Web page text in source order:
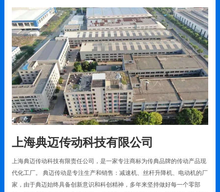
上海典迈传动科技有限公司
上海典迈传动科技有限责任公司，是一家专注商标为传典品牌的传动产品现
代化工厂。 典迈传动是专注生产和销售：减速机、丝杆升降机、电动机的厂
家，由于典迈始终具备创新意识和科创精神，多年来坚持做好每一个零部